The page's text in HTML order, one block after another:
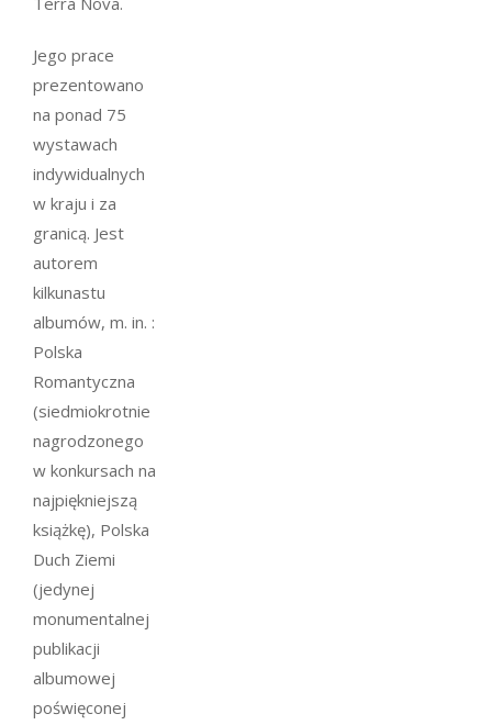
Jego prace
prezentowano
na ponad 75
wystawach
indywidualnych
w kraju i za
granicą. Jest
autorem
kilkunastu
albumów, m. in. :
Polska
Romantyczna
(siedmiokrotnie
nagrodzonego
w konkursach na
najpiękniejszą
książkę), Polska
Duch Ziemi
(jedynej
monumentalnej
publikacji
albumowej
poświęconej